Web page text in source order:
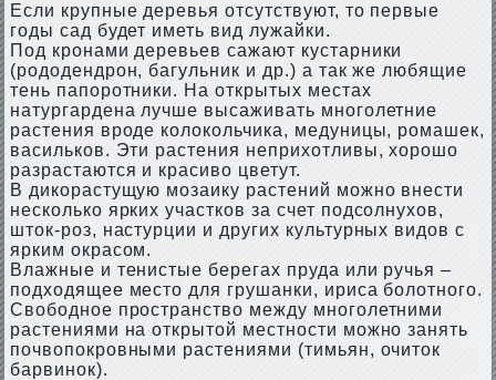
Если крупные деревья отсутствуют, то первые
годы сад будет иметь вид лужайки.
Под кронами деревьев сажают кустарники
(рододендрон, багульник и др.) а так же любящие
тень папоротники. На открытых местах
натургардена лучше высаживать многолетние
растения вроде колокольчика, медуницы, ромашек,
васильков. Эти растения неприхотливы, хорошо
разрастаются и красиво цветут.
В дикорастущую мозаику растений можно внести
несколько ярких участков за счет подсолнухов,
шток-роз, настурции и других культурных видов с
ярким окрасом.
Влажные и тенистые берегах пруда или ручья –
подходящее место для грушанки, ириса болотного.
Свободное пространство между многолетними
растениями на открытой местности можно занять
почвопокровными растениями (тимьян, очиток
барвинок).